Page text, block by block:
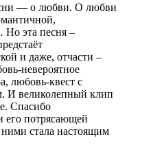
— о любви. О любви
эта песня –
и даже, отчасти –
невероятное
любовь-квест с
И великолепный клип
Спасибо
его потрясающей
стала настоящим